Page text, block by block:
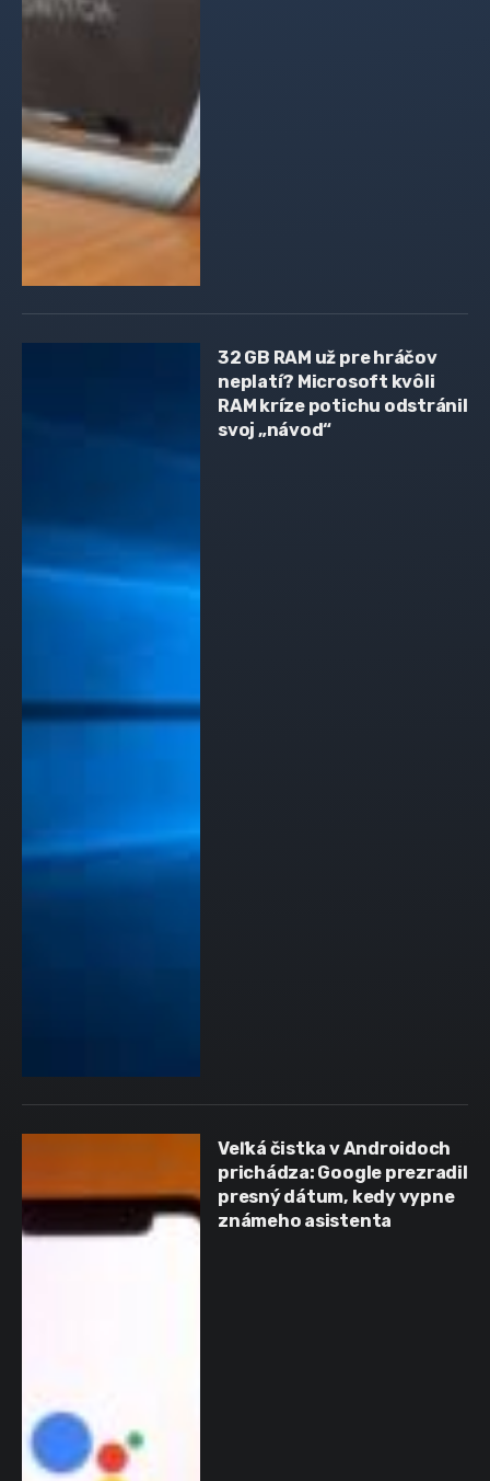
32 GB RAM už pre hráčov
neplatí? Microsoft kvôli
RAM kríze potichu odstránil
svoj „návod“
Veľká čistka v Androidoch
prichádza: Google prezradil
presný dátum, kedy vypne
známeho asistenta